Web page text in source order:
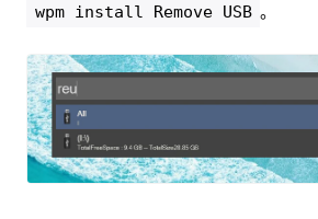
wpm install Remove USB 。